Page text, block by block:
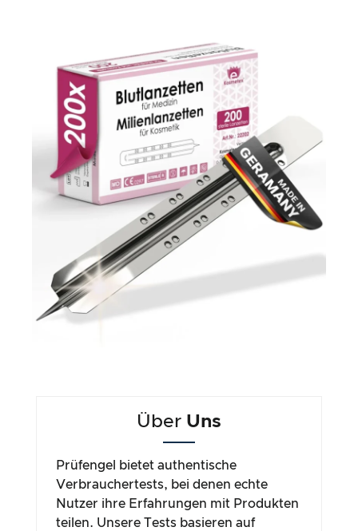
Über Uns
Prüfengel bietet authentische
Verbrauchertests, bei denen echte
Nutzer ihre Erfahrungen mit Produkten
teilen. Unsere Tests basieren auf